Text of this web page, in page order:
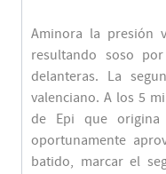
Aminora la presión
resultando soso
delanteras. La
valenciano. A los 5
de Epi que
oportunamente
batido, marcar el